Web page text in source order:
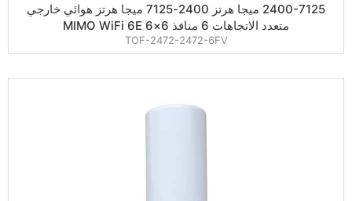
2400-7125 ميجا هرتز 2400-7125 ميجا هرتز هوائي خارجي
متعدد الاتجاهات 6 منافذ 6×6 MIMO WiFi 6E
TOF-2472-2472-6FV